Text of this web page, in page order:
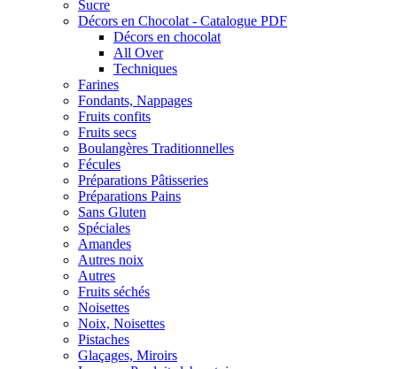
Sucre
Décors en Chocolat - Catalogue PDF
Décors en chocolat
All Over
Techniques
Farines
Fondants, Nappages
Fruits confits
Fruits secs
Boulangères Traditionnelles
Fécules
Préparations Pâtisseries
Préparations Pains
Sans Gluten
Spéciales
Amandes
Autres noix
Autres
Fruits séchés
Noisettes
Noix, Noisettes
Pistaches
Glaçages, Miroirs